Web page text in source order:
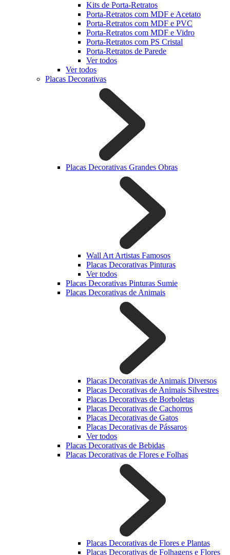
Kits de Porta-Retratos
Porta-Retratos com MDF e Acetato
Porta-Retratos com MDF e PVC
Porta-Retratos com MDF e Vidro
Porta-Retratos com PS Cristal
Porta-Retratos de Parede
Ver todos
Ver todos
Placas Decorativas
Placas Decorativas Grandes Obras
Wall Art Artistas Famosos
Placas Decorativas Pinturas
Ver todos
Placas Decorativas Pinturas Sumie
Placas Decorativas de Animais
Placas Decorativas de Animais Diversos
Placas Decorativas de Animais Silvestres
Placas Decorativas de Borboletas
Placas Decorativas de Cachorros
Placas Decorativas de Gatos
Placas Decorativas de Pássaros
Ver todos
Placas Decorativas de Bebidas
Placas Decorativas de Flores e Folhas
Placas Decorativas de Flores e Plantas
Placas Decorativas de Folhagens e Flores